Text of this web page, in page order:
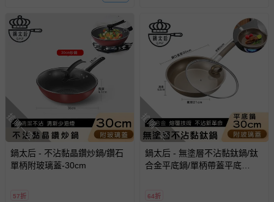
搶購一空
鍋太后 - 不沾黏晶鑽炒鍋/鑽石
單柄附玻璃蓋-30cm
57折
搶購一空
鍋太后 - 無塗層不沾黏鈦鍋/鈦
合金平底鍋/單柄帶蓋平底
64折